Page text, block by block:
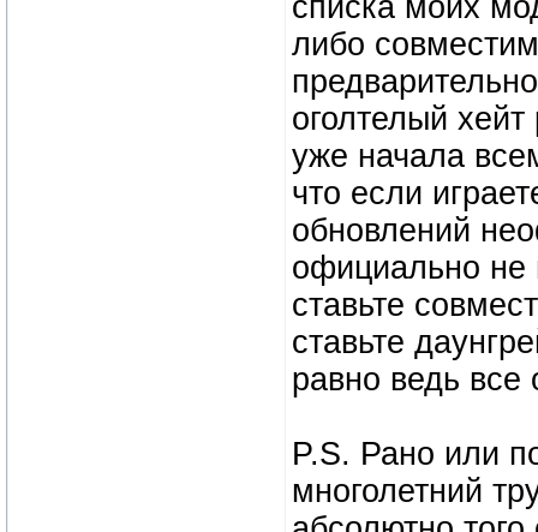
возжелают
списка моих
либо
оголтелый
уже начала
что если
обновлений
официально не
ставьте
ставьте
равно ведь все
P.S. Рано или
многолетний